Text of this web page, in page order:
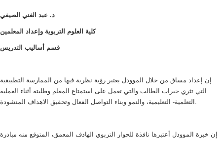
د. عبد الغني الصيفي
كلية العلوم التربوية وإعداد المعلمين
قسم أساليب التدريس
إن إعداد مساق من خلال الموودل يعتبر رؤية نظرية فيها من الممارسة التطبيقية
التي تثري خبرات الطالب والتي تعمل على استمتاع المعلم وطلبته أثناء العملية
التعلمية- التعليمية، والنمو وبناء التواصل الفعال وتحقيق الاهداف المنشودة.
إن خبرة الموودل أعتبرها نافذة للحوار التربوي الهادف المعمق، المتوقع منه مبادرة